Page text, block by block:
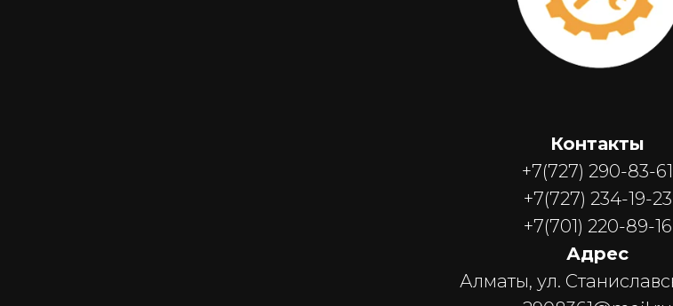
Контакты
+7(727) 290-83-61
+7(727) 234-19-23
+7(701) 220-89-16
Адрес
Алматы, ул.